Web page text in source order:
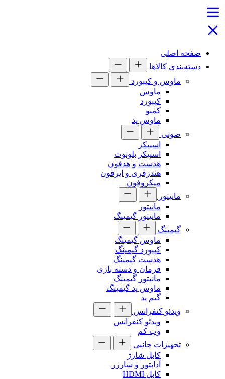
صفحه اصلی
دسته‌بندی کالاها
ماوس و کیبورد
ماوس
کیبورد
کمبو
ماوس پد
صوتی
اسپیکر
اسپیکر بلوتوث
هدست و هدفون
هندزفری و ایرفون
میکروفون
مانیتور
مانیتور
مانیتور گیمینگ
گیمینگ
ماوس گیمینگ
کیبورد گیمینگ
هدست گیمینگ
فرمان و دسته بازی
مانیتور گیمینگ
ماوس پد گیمینگ
گیم پد
ویدئو کنفرانس
ویدئو کنفرانس
وب کم
تجهیزات جانبی
کابل شارژ
آداپتور و شارژر
کابل HDMI